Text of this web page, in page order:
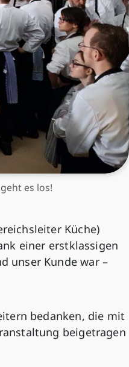
es los!
Küche)
einer erstklassigen
unser Kunde war –
bedanken, die mit
beigetragen